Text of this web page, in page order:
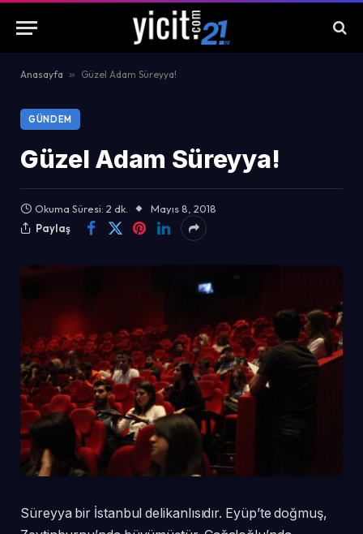
Anasayfa » Güzel Adam Süreyya!
GÜNDEM
Güzel Adam Süreyya!
Okuma Süresi: 2 dk.
Mayıs 8, 2018
Paylaş
Süreyya bir İstanbul delikanlısıdır. Eyüp’te doğmuş,